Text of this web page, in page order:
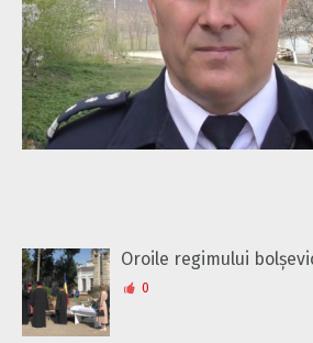
Oroile regimului
0